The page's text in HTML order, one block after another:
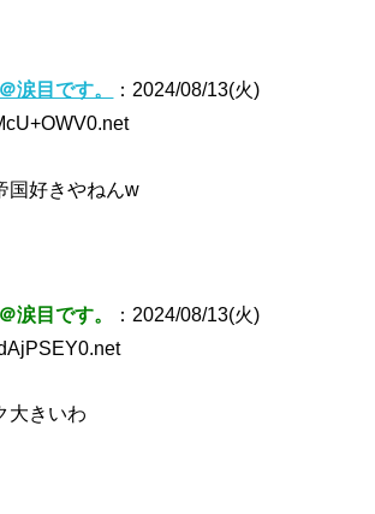
涙目です。
：2024/08/13(火)
国好きやねんw
涙目です。
：2024/08/13(火)
大きいわ